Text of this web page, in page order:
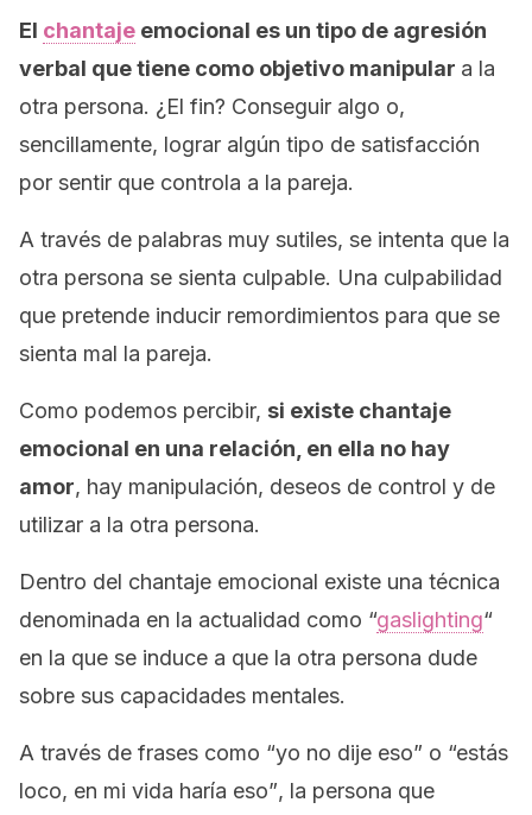
El chantaje emocional es un tipo de agresión
verbal que tiene como objetivo manipular a la
otra persona. ¿El fin? Conseguir algo o,
sencillamente, lograr algún tipo de satisfacción
por sentir que controla a la pareja.
A través de palabras muy sutiles, se intenta que la
otra persona se sienta culpable. Una culpabilidad
que pretende inducir remordimientos para que se
sienta mal la pareja.
Como podemos percibir, si existe chantaje
emocional en una relación, en ella no hay
amor, hay manipulación, deseos de control y de
utilizar a la otra persona.
Dentro del chantaje emocional existe una técnica
denominada en la actualidad como “gaslighting“
en la que se induce a que la otra persona dude
sobre sus capacidades mentales.
A través de frases como “yo no dije eso” o “estás
loco, en mi vida haría eso”, la persona que